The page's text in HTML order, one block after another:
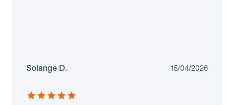
Solange D. 15/04/2026